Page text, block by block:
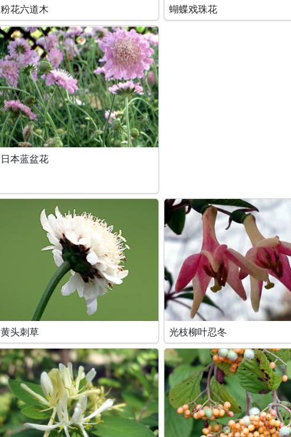
粉花六道木 蝴蝶戏珠花
日本蓝盆花
黄头刺草 光枝柳叶忍冬